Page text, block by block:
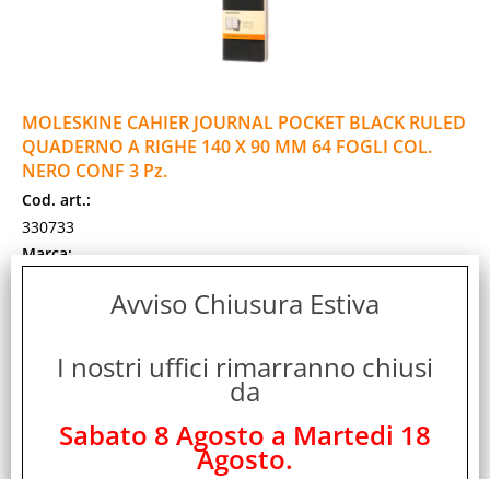
MOLESKINE CAHIER JOURNAL POCKET BLACK RULED
QUADERNO A RIGHE 140 X 90 MM 64 FOGLI COL.
NERO CONF 3 Pz.
Cod. art.:
330733
Marca:
Colore:
9788883704895
Avviso Chiusura Estiva
I nostri uffici rimarranno chiusi
da
Sabato 8 Agosto a Martedi 18
Agosto.